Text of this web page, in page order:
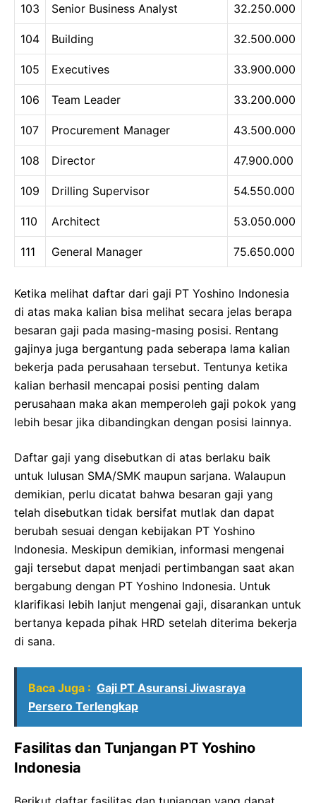
103 Senior Business Analyst 32.250.000
104 Building 32.500.000
105 Executives 33.900.000
106 Team Leader 33.200.000
107 Procurement Manager 43.500.000
108 Director 47.900.000
109 Drilling Supervisor 54.550.000
110 Architect 53.050.000
111 General Manager 75.650.000
Ketika melihat daftar dari gaji PT Yoshino Indonesia
di atas maka kalian bisa melihat secara jelas berapa
besaran gaji pada masing-masing posisi. Rentang
gajinya juga bergantung pada seberapa lama kalian
bekerja pada perusahaan tersebut. Tentunya ketika
kalian berhasil mencapai posisi penting dalam
perusahaan maka akan memperoleh gaji pokok yang
lebih besar jika dibandingkan dengan posisi lainnya.
Daftar gaji yang disebutkan di atas berlaku baik
untuk lulusan SMA/SMK maupun sarjana. Walaupun
demikian, perlu dicatat bahwa besaran gaji yang
telah disebutkan tidak bersifat mutlak dan dapat
berubah sesuai dengan kebijakan PT Yoshino
Indonesia. Meskipun demikian, informasi mengenai
gaji tersebut dapat menjadi pertimbangan saat akan
bergabung dengan PT Yoshino Indonesia. Untuk
klarifikasi lebih lanjut mengenai gaji, disarankan untuk
bertanya kepada pihak HRD setelah diterima bekerja
di sana.
Baca Juga : Gaji PT Asuransi Jiwasraya
Persero Terlengkap
Fasilitas dan Tunjangan PT Yoshino
Indonesia